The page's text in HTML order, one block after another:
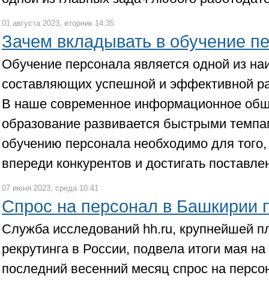
01 августа 2023, вторник 14:35
Зачем вкладывать в обучение
Обучение персонала является одной из
составляющих успешной и эффективной
В наше современное информационное
образование развивается быстрыми
обучению персонала необходимо для
впереди конкурентов и достигать
07 июня 2023, среда 10:41
Спрос на персонал в Башкирии
Служба исследований hh.ru, крупнейшей
рекрутинга в России, подвела итоги мая
последний весенний месяц спрос на